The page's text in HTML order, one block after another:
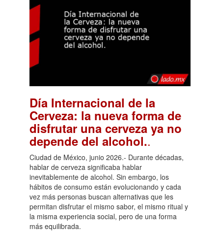
Día Internacional de la
Cerveza: la nueva forma de
disfrutar una cerveza ya no
depende del alcohol..
Ciudad de México, junio 2026.- Durante décadas,
hablar de cerveza significaba hablar
inevitablemente de alcohol. Sin embargo, los
hábitos de consumo están evolucionando y cada
vez más personas buscan alternativas que les
permitan disfrutar el mismo sabor, el mismo ritual y
la misma experiencia social, pero de una forma
más equilibrada.